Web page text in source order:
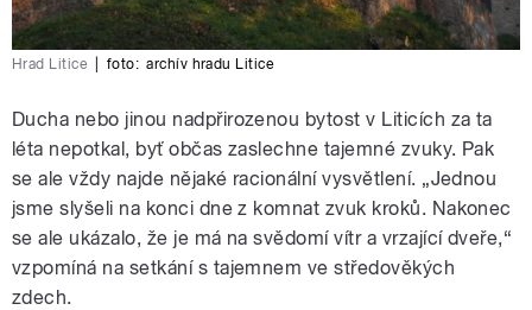
Hrad Litice foto: archív hradu Litice
Ducha nebo jinou nadpřirozenou bytost v Liticích za ta
léta nepotkal, byť občas zaslechne tajemné zvuky. Pak
se ale vždy najde nějaké racionální vysvětlení. „Jednou
jsme slyšeli na konci dne z komnat zvuk kroků. Nakonec
se ale ukázalo, že je má na svědomí vítr a vrzající dveře,“
vzpomíná na setkání s tajemnem ve středověkých
zdech.